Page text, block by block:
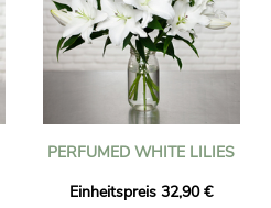
PERFUMED WHITE LILIES
Einheitspreis 32,90 €